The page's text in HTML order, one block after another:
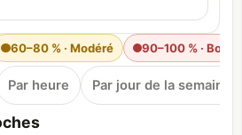
60–80 % · Modéré 90–100 % ·
Par heure Par jour de la semaine